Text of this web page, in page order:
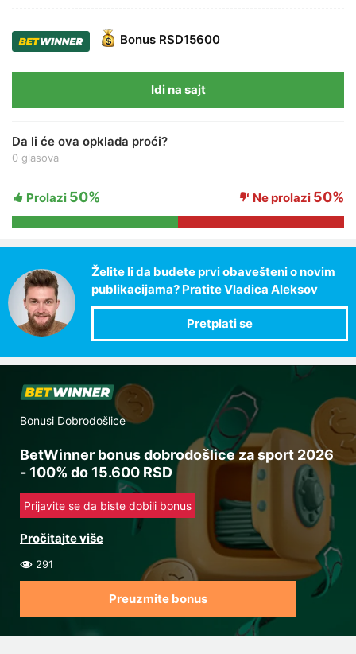
Bonus RSD15600
Idi na sajt
Da li će ova opklada proći?
0 glasova
Prolazi 50% Ne prolazi 50%
Želite li da budete prvi obavešteni o novim
publikacijama? Pratite Vladica Aleksov
Bonusi Dobrodošlice
BetWinner bonus dobrodošlice za sport 2026
- 100% do 15.600 RSD
Prijavite se da biste dobili bonus
291
Preuzmite bonus